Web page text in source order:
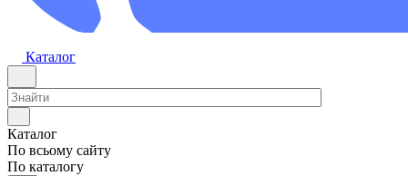
Каталог
Каталог
По всьому сайту
По каталогу